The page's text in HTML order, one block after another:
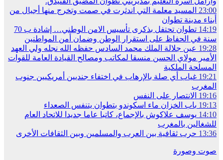
23:00 المسيد معلمة التي اندثرت في صمت وتخرج منها أجيال من
أبناء مدينة تطوان
14:19
تطوان تحتفل بذكرى تأسيس الامن الوطني… إشادة ب 70
سنة في الحفاظ على استقرار الوطن وضمان أمن المواطنين
19:28 عين جلالة الملك محمد السادس حفظه الله نجله ولي العهد
الأمير مولاي الحسن منسقا لمكاتب ومصالح القيادة العامة للقوات
المسلحة الملكية
19:21 غياب أي صلة بالإرهاب في اختفاء جنديين أمريكيين جنوب
المغرب
19:16 الانتصار على النفس
19:13 باب الخزان ماء اسكوندو بتطوان يتنفس الصعداء
14:10 يوسف علاكوش بالإجماع، كاتبا عاما جديدا للاتحاد العام
للشغالين بالمغرب
13:36 حرب ثقافية بين العرب والمسلمين وبين الثقافات الأخرى
صوت وصورة